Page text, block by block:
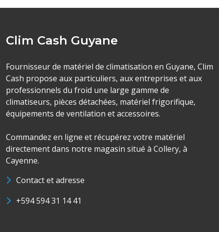
Clim Cash Guyane
Fournisseur de matériel de climatisation en Guyane, Clim
Cash propose aux particuliers, aux entreprises et aux
professionnels du froid une large gamme de
climatiseurs, pièces détachées, matériel frigorifique,
équipements de ventilation et accessoires.
Commandez en ligne et récupérez votre matériel
directement dans notre magasin situé à Collery, à
Cayenne.
Contact et adresse
+594 594 31 14 41